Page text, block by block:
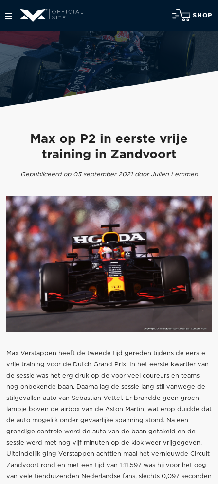
SHOP
Max op P2 in eerste vrije
training in Zandvoort
Gepubliceerd op 03 september 2021 door Julien Lemmen
Max Verstappen heeft de tweede tijd gereden tijdens de eerste
vrije training voor de Dutch Grand Prix. In het eerste kwartier van
de sessie was het erg druk op de voor veel coureurs en teams
nog onbekende baan. Daarna lag de sessie lang stil vanwege de
stilgevallen auto van Sebastian Vettel. Er brandde geen groen
lampje boven de airbox van de Aston Martin, wat erop duidde dat
de auto mogelijk onder gevaarlijke spanning stond. Na een
grondige controle werd de auto van de baan getakeld en de
sessie werd met nog vijf minuten op de klok weer vrijgegeven.
Uiteindelijk ging Verstappen achttien maal het vernieuwde Circuit
Zandvoort rond en met een tijd van 1:11.597 was hij voor het oog
van vele tienduizenden Nederlandse fans, slechts 0,097 seconden